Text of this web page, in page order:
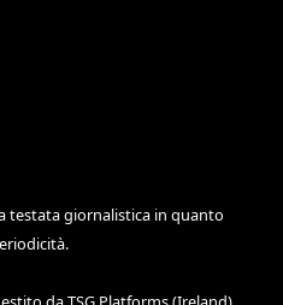
testata giornalistica in quanto